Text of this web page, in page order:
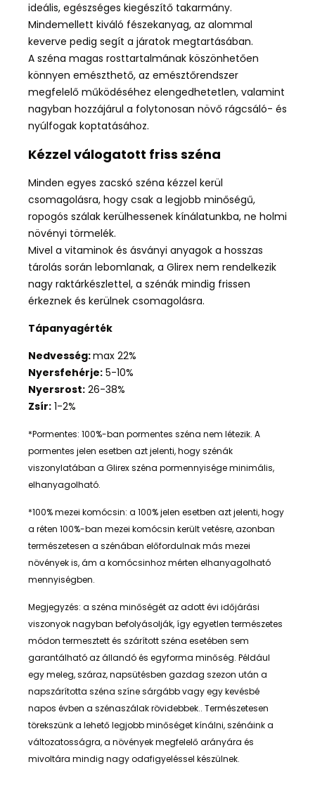
ideális, egészséges kiegészítő takarmány.
Mindemellett kiváló fészekanyag, az alommal
keverve pedig segít a járatok megtartásában.
A széna magas rosttartalmának köszönhetően
könnyen emészthető, az emésztőrendszer
megfelelő működéséhez elengedhetetlen, valamint
nagyban hozzájárul a folytonosan növő rágcsáló- és
nyúlfogak koptatásához.
Kézzel válogatott friss széna
Minden egyes zacskó széna kézzel kerül
csomagolásra, hogy csak a legjobb minőségű,
ropogós szálak kerülhessenek kínálatunkba, ne holmi
növényi törmelék.
Mivel a vitaminok és ásványi anyagok a hosszas
tárolás során lebomlanak, a Glirex nem rendelkezik
nagy raktárkészlettel, a szénák mindig frissen
érkeznek és kerülnek csomagolásra.
Tápanyagérték
Nedvesség:max 22%
Nyersfehérje: 5-10%
Nyersrost: 26-38%
Zsír: 1-2%
*Pormentes: 100%-ban pormentes széna nem létezik. A
pormentes jelen esetben azt jelenti, hogy szénák
viszonylatában a Glirex széna pormennyisége minimális,
elhanyagolható.
*100% mezei komócsin: a 100% jelen esetben azt jelenti, hogy
a réten 100%-ban mezei komócsin került vetésre, azonban
természetesen a szénában előfordulnak más mezei
növények is, ám a komócsinhoz mérten elhanyagolható
mennyiségben.
Megjegyzés: a széna minőségét az adott évi időjárási
viszonyok nagyban befolyásolják, így egyetlen természetes
módon termesztett és szárított széna esetében sem
garantálható az állandó és egyforma minőség. Például
egy meleg, száraz, napsütésben gazdag szezon után a
napszárította széna színe sárgább vagy egy kevésbé
napos évben a szénaszálak rövidebbek.. Természetesen
törekszünk a lehető legjobb minőséget kínálni, szénáink a
változatosságra, a növények megfelelő arányára és
mivoltára mindig nagy odafigyeléssel készülnek.